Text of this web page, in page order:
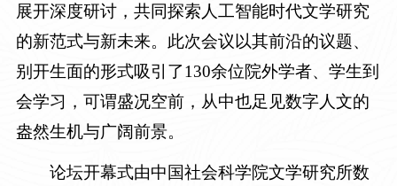
展开深度研讨，共同探索人工智能时代文学研究
的新范式与新未来。此次会议以其前沿的议题、
别开生面的形式吸引了130余位院外学者、学生到
会学习，可谓盛况空前，从中也足见数字人文的
盎然生机与广阔前景。
论坛开幕式由中国社会科学院文学研究所数